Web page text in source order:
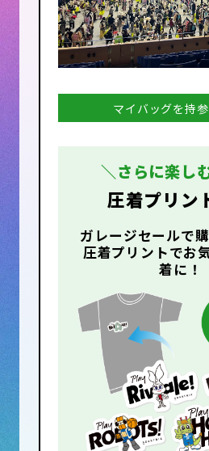
マイバッグを持
＼さらに楽し
圧着プリン
ガレージセールで
圧着プリントでお
着に！